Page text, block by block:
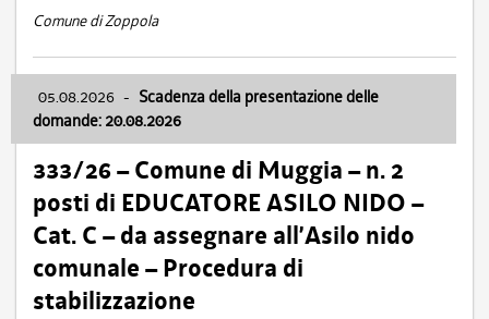
Comune di Zoppola
05.08.2026 - Scadenza della presentazione delle
domande: 20.08.2026
333/26 – Comune di Muggia – n. 2
posti di EDUCATORE ASILO NIDO –
Cat. C – da assegnare all’Asilo nido
comunale – Procedura di
stabilizzazione